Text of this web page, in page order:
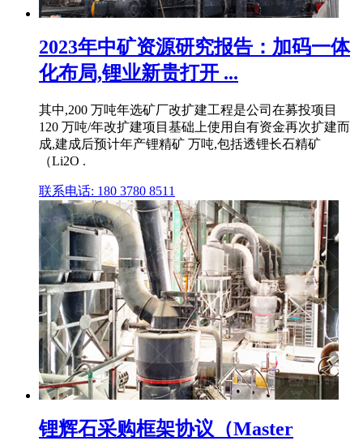
2023年中矿资源研究报告：加码一体
化布局,锂业新贵打开 ...
其中,200 万吨年选矿厂改扩建工程是公司在募投项目
120 万吨/年改扩建项目基础上使用自有资金再次扩建而
成,建成后预计年产锂精矿 万吨,包括透锂长石精矿
（Li2O .
联系电话: 180 3780 8511
锂辉石采购框架协议（Master